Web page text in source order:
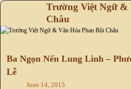
Trường Việt Ngữ &
Châu
Ba Ngọn Nến Lung Linh –
Lễ
June 14, 2015